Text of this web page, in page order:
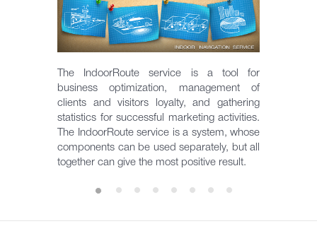
The IndoorRoute service is a tool for
business optimization, management of
clients and visitors loyalty, and gathering
statistics for successful marketing activities.
The IndoorRoute service is a system, whose
components can be used separately, but all
together can give the most positive result.